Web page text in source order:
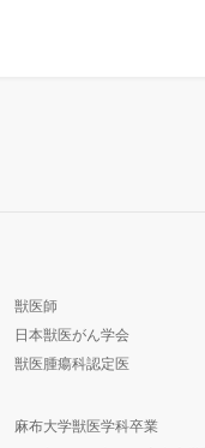
獣医師
日本獣医がん学会
獣医腫瘍科認定医
麻布大学獣医学科卒業